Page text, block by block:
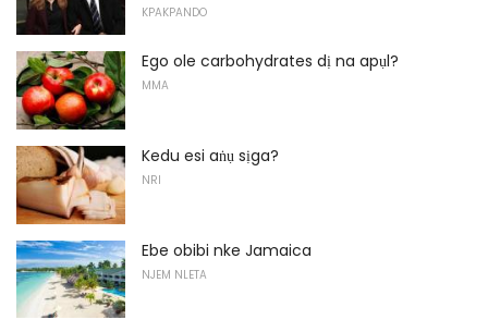
KPAKPANDO
Ego ole carbohydrates dị na apụl?
MMA
Kedu esi aṅụ sịga?
NRI
Ebe obibi nke Jamaica
NJEM NLETA